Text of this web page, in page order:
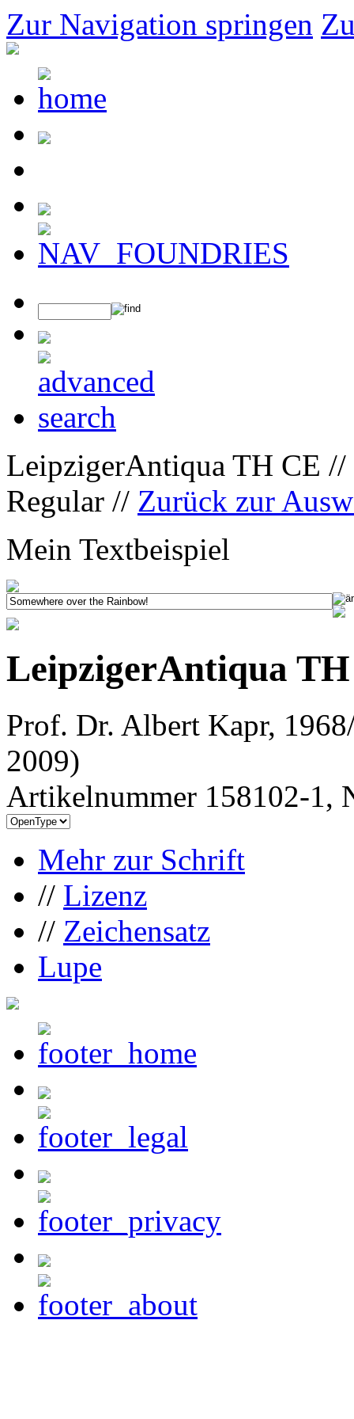
Zur Navigation springen
LeipzigerAntiqua TH CE
Regular // Zurück zur
Mein Textbeispiel
LeipzigerAntiqua
Prof. Dr. Albert Kapr,
2009)
Artikelnummer 158102-1,
Mehr zur Schrift
// Lizenz
// Zeichensatz
Lupe